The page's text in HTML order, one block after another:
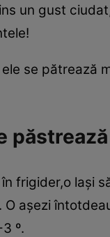
un gust
se pătrează
frigider,o laşi
aşezi
º.